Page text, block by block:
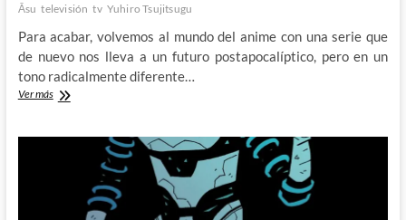
Āsu televisión tv Yuhiro Tsujitsugu
Para acabar, volvemos al mundo del anime con una serie que
de nuevo nos lleva a un futuro postapocalíptico, pero en un
tono radicalmente diferente…
Ver másSnowball